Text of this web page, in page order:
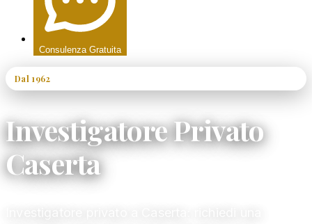
Consulenza Gratuita
Dal 1962
Investigatore Privato
Caserta